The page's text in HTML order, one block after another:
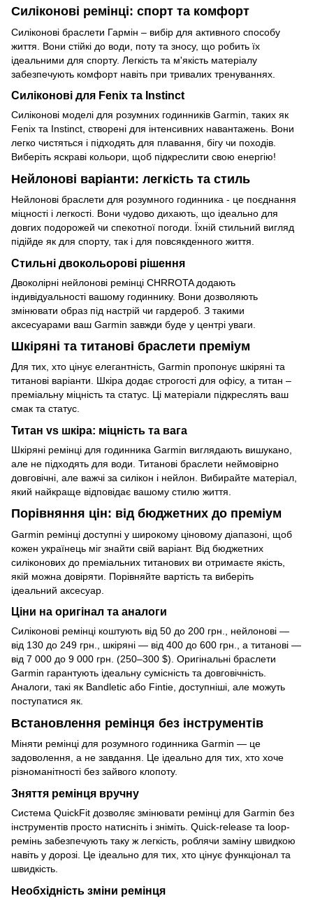
Силіконові ремінці: спорт та комфорт
Силіконові браслети Гармін – вибір для активного способу
життя. Вони стійкі до води, поту та зносу, що робить їх
ідеальними для спорту. Легкість та м'якість матеріалу
забезпечують комфорт навіть при тривалих тренуваннях.
Силіконові для Fenix та Instinct
Силіконові моделі для розумних годинників Garmin, таких як
Fenix та Instinct, створені для інтенсивних навантажень. Вони
легко чистяться і підходять для плавання, бігу чи походів.
Виберіть яскраві кольори, щоб підкреслити свою енергію!
Нейлонові варіанти: легкість та стиль
Нейлонові браслети для розумного годинника - це поєднання
міцності і легкості. Вони чудово дихають, що ідеально для
довгих подорожей чи спекотної погоди. Їхній стильний вигляд
підійде як для спорту, так і для повсякденного життя.
Стильні двокольорові рішення
Двоколірні нейлонові ремінці CHRROTA додають
індивідуальності вашому годиннику. Вони дозволяють
змінювати образ під настрій чи гардероб. З такими
аксесуарами ваш Garmin завжди буде у центрі уваги.
Шкіряні та титанові браслети преміум
Для тих, хто цінує елегантність, Garmin пропонує шкіряні та
титанові варіанти. Шкіра додає строгості для офісу, а титан –
преміальну міцність та статус. Ці матеріали підкреслять ваш
смак та статус.
Титан vs шкіра: міцність та вага
Шкіряні ремінці для годинника Garmin виглядають вишукано,
але не підходять для води. Титанові браслети неймовірно
довговічні, але важчі за силікон і нейлон. Вибирайте матеріал,
який найкраще відповідає вашому стилю життя.
Порівняння цін: від бюджетних до преміум
Garmin ремінці доступні у широкому ціновому діапазоні, щоб
кожен українець міг знайти свій варіант. Від бюджетних
силіконових до преміальних титанових ви отримаєте якість,
якій можна довіряти. Порівняйте вартість та виберіть
ідеальний аксесуар.
Ціни на оригінал та аналоги
Силіконові ремінці коштують від 50 до 200 грн., нейлонові —
від 130 до 249 грн., шкіряні — від 400 до 600 грн., а титанові —
від 7 000 до 9 000 грн. (250–300 $). Оригінальні браслети
Garmin гарантують ідеальну сумісність та довговічність.
Аналоги, такі як Bandletic або Fintie, доступніші, але можуть
поступатися як.
Встановлення ремінця без інструментів
Міняти ремінці для розумного годинника Garmin — це
задоволення, а не завдання. Це ідеально для тих, хто хоче
різноманітності без зайвого клопоту.
Зняття ремінця вручну
Система QuickFit дозволяє змінювати ремінці для Garmin без
інструментів просто натисніть і зніміть. Quick-release та loop-
ремінь забезпечують таку ж легкість, роблячи заміну швидкою
навіть у дорозі. Це ідеально для тих, хто цінує функціонал та
швидкість.
Необхідність зміни ремінця